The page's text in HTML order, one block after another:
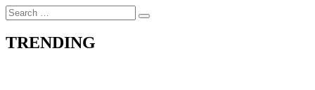
Search
for:
Search
TRENDING